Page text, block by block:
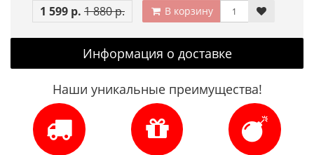
1 599 р. 1 880 р. В корзину
Информация о доставке
Наши уникальные преимущества!